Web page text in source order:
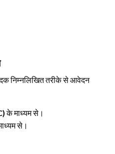
निम्नलिखित तरीके से आवेदन
के माध्यम से।
से।